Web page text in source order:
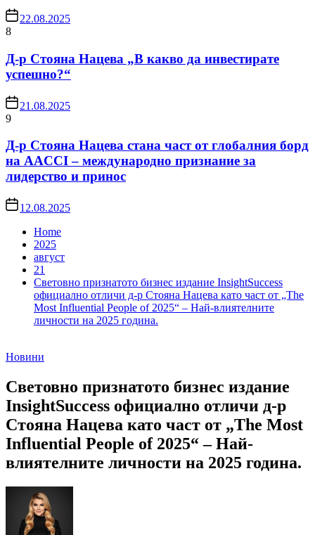
22.08.2025
8
Д-р Стояна Нацева „В какво да инвестирате
успешно?“
21.08.2025
9
Д-р Стояна Нацева стана част от глобалния борд
на AACCI – международно признание за
лидерство и принос
12.08.2025
Home
2025
август
21
Световно признатото бизнес издание InsightSuccess
официално отличи д-р Стояна Нацева като част от „The
Most Influential People of 2025“ – Най-влиятелните
личности на 2025 година.
Новини
Световно признатото бизнес издание
InsightSuccess официално отличи д-р
Стояна Нацева като част от „The Most
Influential People of 2025“ – Най-
влиятелните личности на 2025 година.